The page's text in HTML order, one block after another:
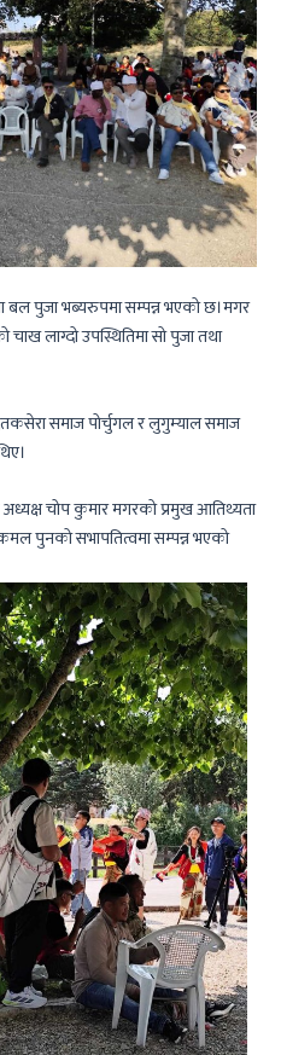
पुजा भब्यरुपमा सम्पन्न भएको छ।मगर
लाग्दो उपस्थितिमा सो पुजा तथा
समाज पोर्चुगल र लुगुम्याल समाज
चोप कुमार मगरको प्रमुख आतिथ्यता
पुनको सभापतित्वमा सम्पन्न भएको